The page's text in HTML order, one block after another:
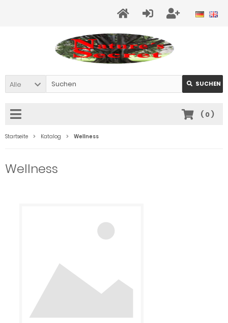
Alle SUCHEN
( 0)
Startseite Katalog Wellness
Wellness